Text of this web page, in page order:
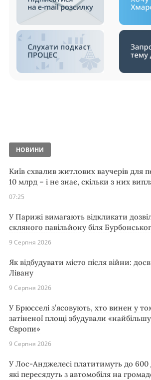
НОВИНИ
Київ схвалив житлових ваучерів для
10 млрд – і не знає, скільки з них
07:25
У Парижі вимагають відкликати
скляного павільйону біля
9 Серпня 2026
Як відбудувати місто після війни:
Лівану
9 Серпня 2026
У Брюсселі з’ясовують, хто винен у
затіненої площі збудували
Європи»
9 Серпня 2026
У Лос-Анджелесі платитимуть до 600
які пересядуть з автомобіля на